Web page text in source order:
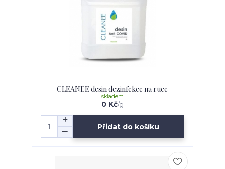
CLEANEE desin dezinfekce na ruce
0 Kč/g
skladem
Přidat do košíku